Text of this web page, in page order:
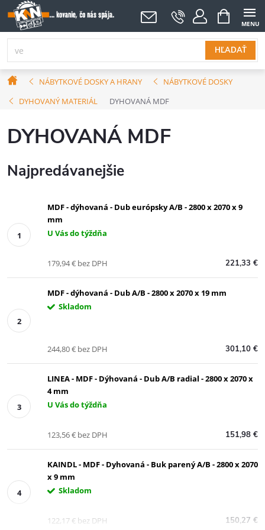
Prejsť
na
obsah
HĽADAŤ
NÁKUPNÝ
KOŠÍK
DomovNÁBYTKOVÉ DOSKY A HRANY
NÁBYTKOVÉ DOSKY
DYHOVANÝ MATERIÁL
DYHOVANÁ MDF
DYHOVANÁ MDF
Najpredávanejšie
MDF - dýhovaná - Dub európsky A/B - 2800 x 2070 x 9
mm
U Vás do týždňa
221,33 €
179,94 € bez DPH
MDF - dýhovaná - Dub A/B - 2800 x 2070 x 19 mm
Skladom
301,10 €
244,80 € bez DPH
LINEA - MDF - Dýhovaná - Dub A/B radial - 2800 x 2070 x
4 mm
U Vás do týždňa
151,98 €
123,56 € bez DPH
KAINDL - MDF - Dyhovaná - Buk parený A/B - 2800 x 2070
x 9 mm
Skladom
150,27 €
122,17 € bez DPH